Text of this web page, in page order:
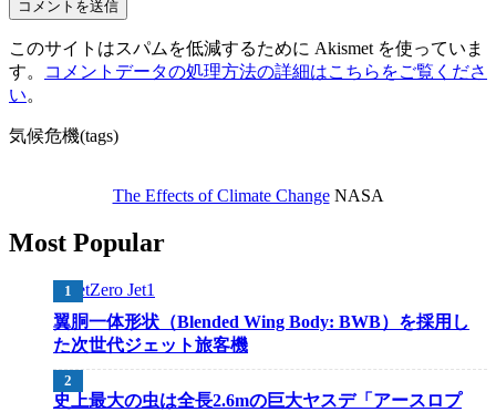
このサイトはスパムを低減するために Akismet を使っていま
す。
コメントデータの処理方法の詳細はこちらをご覧くださ
い。
気候危機(tags)
The Effects of Climate ChangeNASA
Most Popular
翼胴一体形状（Blended Wing Body: BWB）を採用し
た次世代ジェット旅客機
史上最大の虫は全長2.6mの巨大ヤスデ「アースロプ